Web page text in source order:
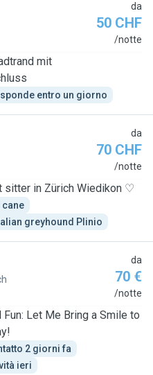
da
50 CHF
/notte
mit
entro un giorno
da
70 CHF
/notte
sitter in Zürich Wiedikon ♡
cane
greyhound Plinio
da
70 €
/notte
Fun: Let Me Bring a Smile to
2 giorni fa
ieri